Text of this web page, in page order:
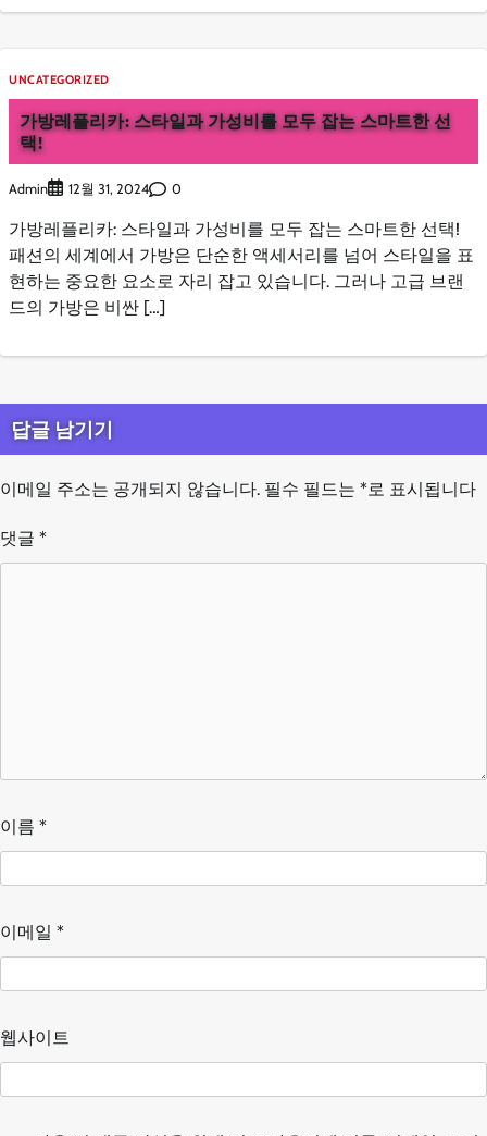
UNCATEGORIZED
가방레플리카: 스타일과 가성비를 모두 잡는 스마트한 선
택!
Admin 12월 31, 2024 0
가방레플리카: 스타일과 가성비를 모두 잡는 스마트한 선택!
패션의 세계에서 가방은 단순한 액세서리를 넘어 스타일을 표
현하는 중요한 요소로 자리 잡고 있습니다. 그러나 고급 브랜
드의 가방은 비싼 […]
답글 남기기
이메일 주소는 공개되지 않습니다. 필수 필드는 *로 표시됩니다
댓글 *
이름 *
이메일 *
웹사이트